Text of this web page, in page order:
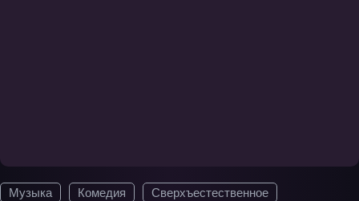
Музыка Комедия Сверхъестественное